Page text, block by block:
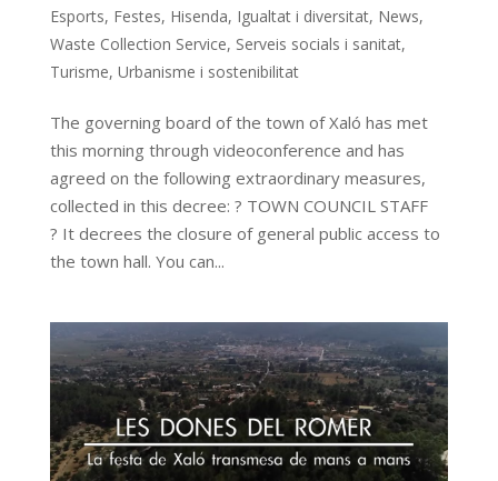
Esports, Festes, Hisenda, Igualtat i diversitat, News,
Waste Collection Service, Serveis socials i sanitat,
Turisme, Urbanisme i sostenibilitat
The governing board of the town of Xaló has met
this morning through videoconference and has
agreed on the following extraordinary measures,
collected in this decree: ? TOWN COUNCIL STAFF
? It decrees the closure of general public access to
the town hall. You can...